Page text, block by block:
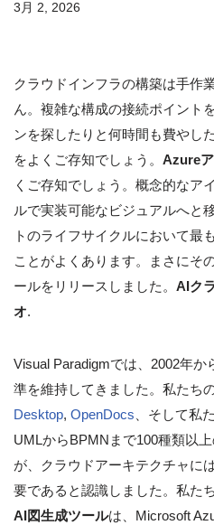
3月 2, 2026
クラウドインフラの構築は手作
ん。複雑な構成の接続ポイント
ンを探したりと何時間も費やし
をよくご存知でしょう。 Azure
くご存知でしょう。概念的なア
ルで実装可能なビジュアルへと
トのライフサイクルにおいて最
ことがよくあります。まさにそ
ールをリリースしました。 AIク
オ.
Visual Paradigmでは、2002年
準を維持してきました。私た
Desktop, OpenDocs 、そして私
UMLからBPMNまで100種類以
が、クラウドアーキテクチャに
要であると認識しました。私た
AI図生成ツールは、Microsoft